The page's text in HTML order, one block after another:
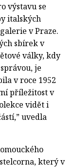
výstavu se
italských
v Praze.
sbírek v
války, kdy
je
v roce 1952
příležitost v
vidět i
uvedla
který v